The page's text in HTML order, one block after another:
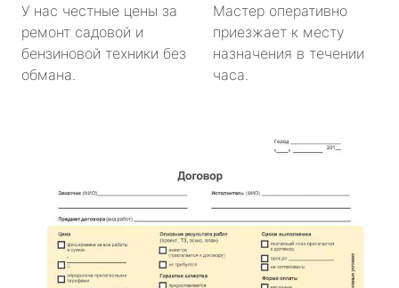
У нас честные цены за
ремонт садовой и
бензиновой техники без
обмана.
Мастер оперативно
приезжает к месту
назначения в течении
часа.